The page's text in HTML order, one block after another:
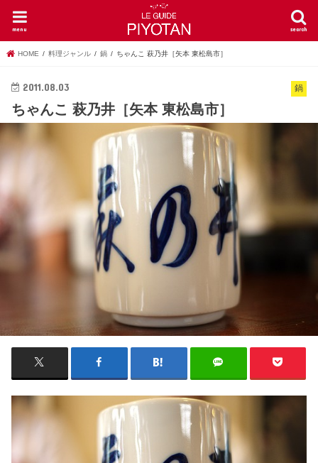
search
menu
HOME 料理ジャンル 鍋 ちゃんこ 萩乃井［矢本 東松島市］
鍋
2011.08.03
ちゃんこ 萩乃井［矢本 東松島市］